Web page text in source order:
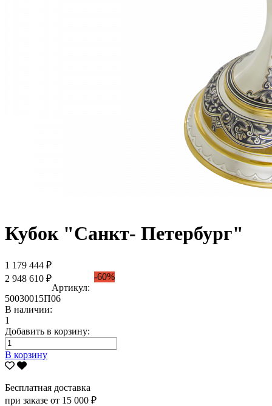
Кубок "Санкт- Петербург"
1 179 444 ₽
2 948 610 ₽
-60%
Артикул:
50030015П06
В наличии:
1
Добавить в корзину:
В корзину
Бесплатная доставка
при заказе от 15 000 ₽